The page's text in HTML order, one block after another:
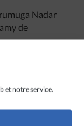
et notre service.
Nadar
de
?
Une